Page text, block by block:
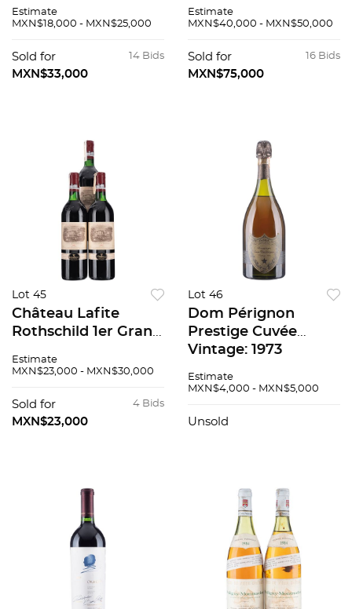
Duero, España Nivel:
100
Estimate
MXN$18,000 - MXN$25,000
14 Bids
Sold for
MXN$33,000
“Magnum” Cosecha:
Francia. Nivel: a 4.8
cm. 1500 ml
Estimate
MXN$40,000 - MXN$50,000
16 Bids
Sold for
MXN$75,000
Lot 45
Château Lafite
Rothschild 1er Grand
1985 Pauillac,
cuello Piezas: 3
94/100
Estimate
MXN$23,000 - MXN$30,000
4 Bids
Sold for
MXN$23,000
Lot 46
Dom Pérignon
Prestige Cuvée
Vintage: 1973
93 / 100
Estimate
MXN$4,000 - MXN$5,000
Unsold